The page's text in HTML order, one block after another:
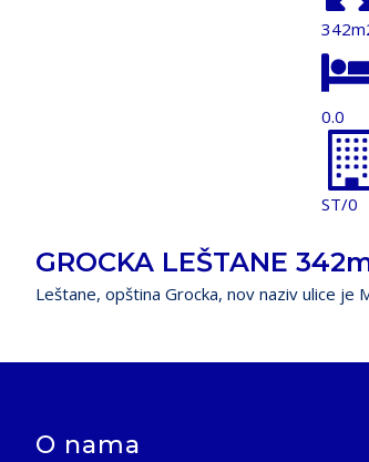
0.0
ST/0
GROCKA LEŠTANE
Leštane, opština Grocka, nov naziv ulice je
O nama